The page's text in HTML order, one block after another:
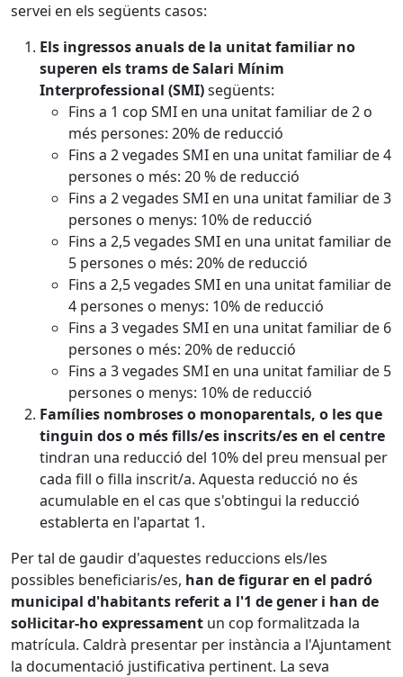
servei en els següents casos:
Els ingressos anuals de la unitat familiar no
superen els trams de Salari Mínim
Interprofessional (SMI)següents:
Fins a 1 cop SMI en una unitat familiar de 2 o
més persones: 20% de reducció
Fins a 2 vegades SMI en una unitat familiar de 4
persones o més: 20 % de reducció
Fins a 2 vegades SMI en una unitat familiar de 3
persones o menys: 10% de reducció
Fins a 2,5 vegades SMI en una unitat familiar de
5 persones o més: 20% de reducció
Fins a 2,5 vegades SMI en una unitat familiar de
4 persones o menys: 10% de reducció
Fins a 3 vegades SMI en una unitat familiar de 6
persones o més: 20% de reducció
Fins a 3 vegades SMI en una unitat familiar de 5
persones o menys: 10% de reducció
Famílies nombroses o monoparentals, o les que
tinguin dos o més fills/es inscrits/es en el centre
tindran una reducció del 10% del preu mensual per
cada fill o filla inscrit/a. Aquesta reducció no és
acumulable en el cas que s'obtingui la reducció
establerta en l'apartat 1.
Per tal de gaudir d'aquestes reduccions els/les
possibles beneficiaris/es, han de figurar en el padró
municipal d'habitants referit a l'1 de gener i han de
sol·licitar-ho expressament un cop formalitzada la
matrícula. Caldrà presentar per instància a l'Ajuntament
la documentació justificativa pertinent. La seva